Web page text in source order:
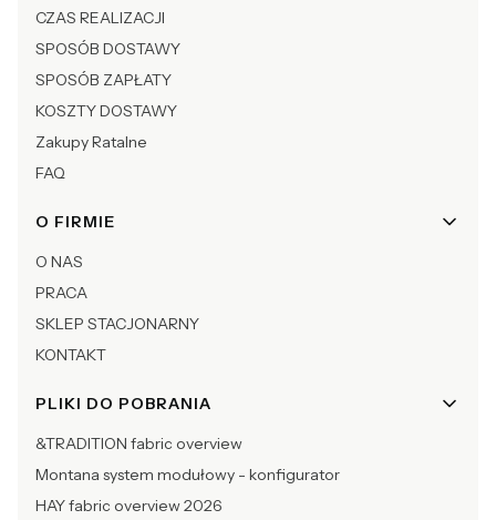
CZAS REALIZACJI
SPOSÓB DOSTAWY
SPOSÓB ZAPŁATY
KOSZTY DOSTAWY
Zakupy Ratalne
FAQ
O FIRMIE
O NAS
PRACA
SKLEP STACJONARNY
KONTAKT
PLIKI DO POBRANIA
&TRADITION fabric overview
Montana system modułowy - konfigurator
HAY fabric overview 2026